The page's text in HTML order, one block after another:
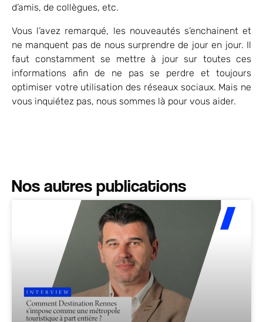
d’amis, de collègues, etc.
Vous l’avez remarqué, les nouveautés s’enchainent et
ne manquent pas de nous surprendre de jour en jour. Il
faut constamment se mettre à jour sur toutes ces
informations afin de ne pas se perdre et toujours
optimiser votre utilisation des réseaux sociaux. Mais ne
vous inquiétez pas, nous sommes là pour vous aider.
Nos autres publications